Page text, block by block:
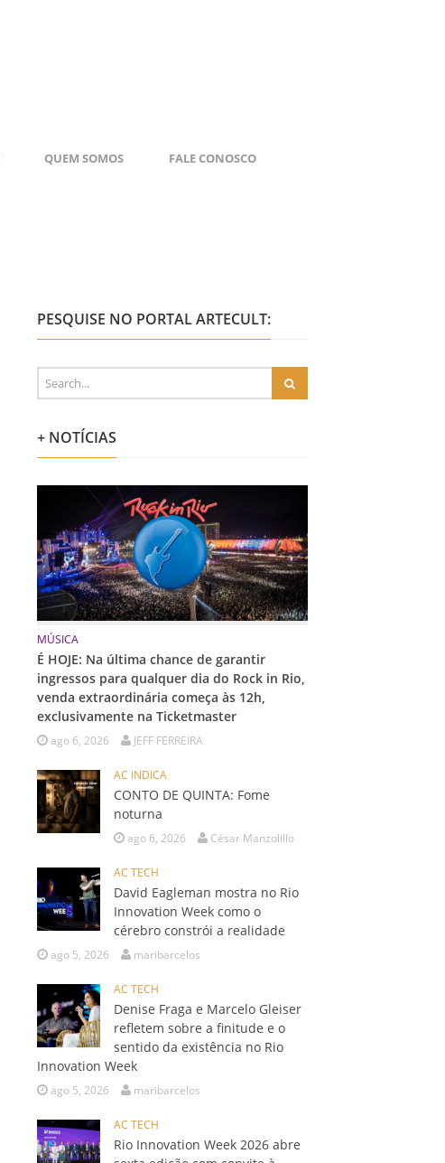
QUEM SOMOS FALE CONOSCO
PESQUISE NO PORTAL ARTECULT:
+ NOTÍCIAS
MÚSICA
É HOJE: Na última chance de garantir
ingressos para qualquer dia do Rock in Rio,
venda extraordinária começa às 12h,
exclusivamente na Ticketmaster
ago 6, 2026 JEFF FERREIRA
AC INDICA
CONTO DE QUINTA: Fome
noturna
ago 6, 2026 César Manzolillo
AC TECH
David Eagleman mostra no Rio
Innovation Week como o
cérebro constrói a realidade
ago 5, 2026 maribarcelos
AC TECH
Denise Fraga e Marcelo Gleiser
refletem sobre a finitude e o
sentido da existência no Rio
Innovation Week
ago 5, 2026 maribarcelos
AC TECH
Rio Innovation Week 2026 abre